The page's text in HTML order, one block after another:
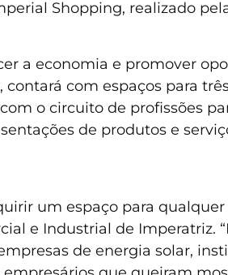
Shopping, realizado
a economia e promover
com espaços para
o circuito de profissões
de produtos e
um espaço para
e Industrial de Imperatriz.
de energia solar,